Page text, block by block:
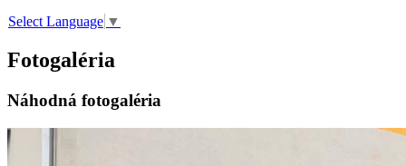
Select Language ▼
Fotogaléria
Náhodná fotogaléria